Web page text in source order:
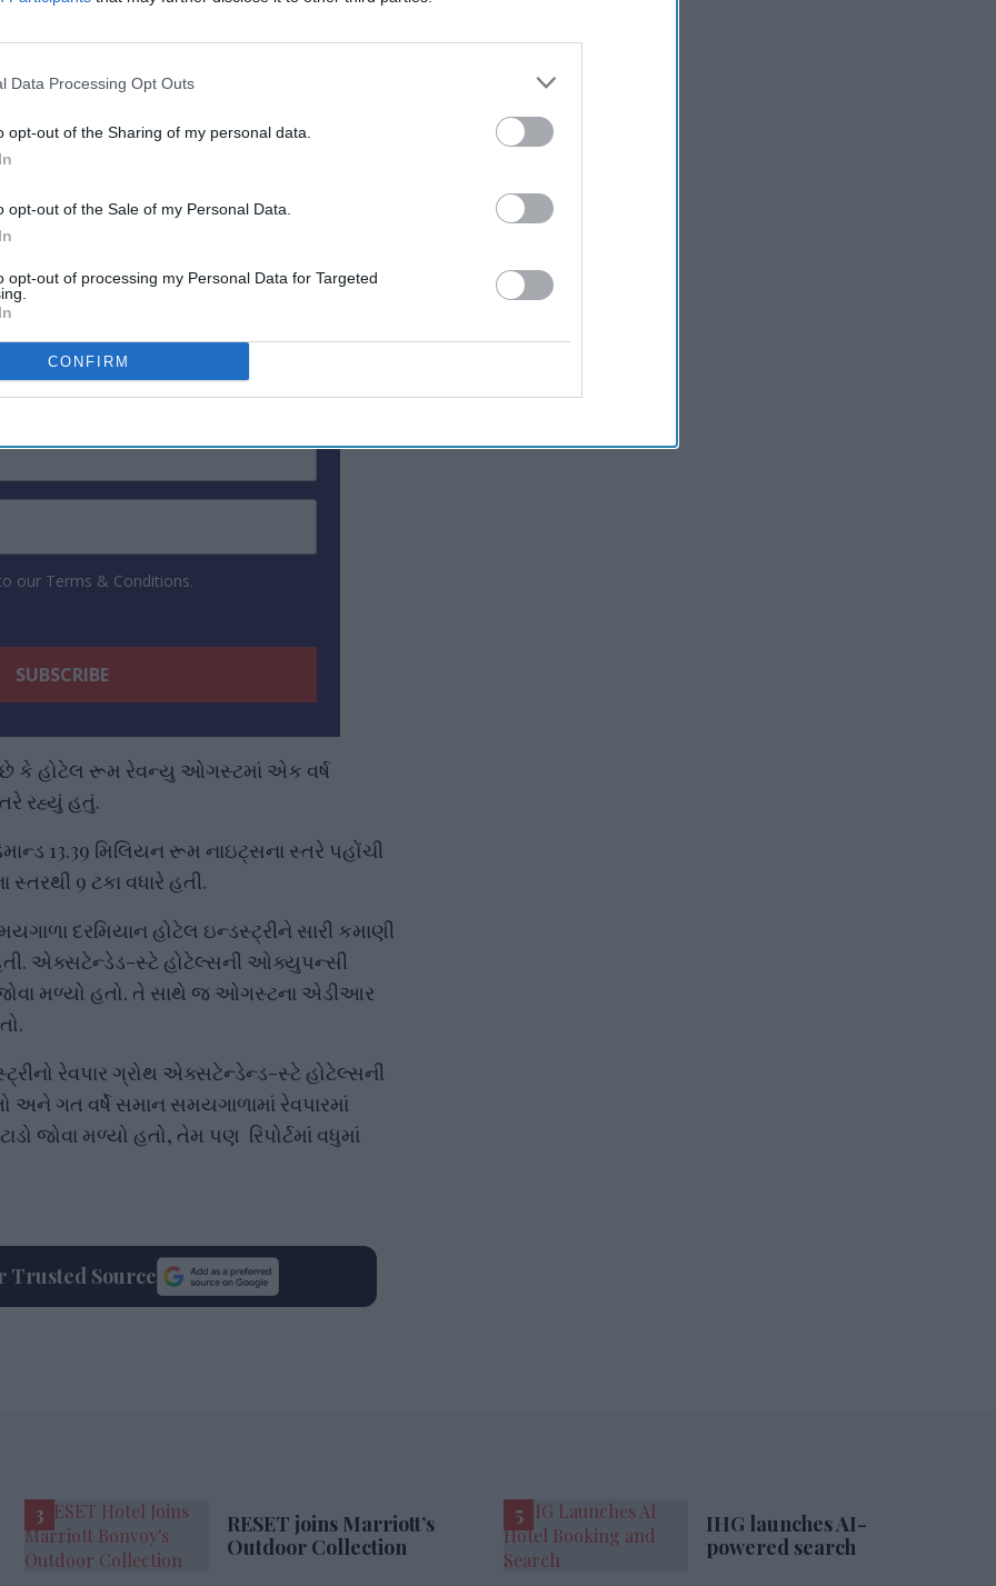
Data Processing Opt Outs
opt-out of the Sharing of my personal data.
opt-out of the Sale of my Personal Data.
opt-out of processing my Personal Data for Targeted
CONFIRM
વધારો છે, તે પેન્ડેમિક દરમિયાન બંધ રહેલી
દર્શાવે છે.
જોવા મળ્યો છે, ખાસ કરીને એક્સટેન્ડેડ-સ્ટેમાં
એક્સટેન્ડેડ-સ્ટે હોટેલ્સની માંગમાં ઘટાડો
Our Weekly Newsletter
Here
our Terms & Conditions.
છે કે હોટેલ રૂમ રેવન્યુ ઓગસ્ટમાં એક વર્ષ
રહ્યું હતું.
13.39 મિલિયન રૂમ નાઇટ્સના સ્તરે પહોંચી
9 ટકા વધારે હતી.
દરમિયાન હોટેલ ઇન્ડસ્ટ્રીને સારી કમાણી
એક્સટેન્ડેડ-સ્ટે હોટેલ્સની ઓક્યુપન્સી
જોવા મળ્યો હતો. તે સાથે જ ઓગસ્ટના એડીઆર
રેવપાર ગ્રોથ એક્સટેન્ડેન્ડ-સ્ટે હોટેલ્સની
અને ગત વર્ષે સમાન સમયગાળામાં રેવપારમાં
જોવા મળ્યો હતો, તેમ પણ રિપોર્ટમાં વધુમાં
Trusted Source
RESET joins Marriott’s
Outdoor Collection
IHG launches AI-
powered search